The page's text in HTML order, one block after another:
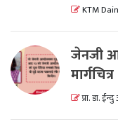
KTM
जेनजी
मार्गचित्र
प्रा. डा.